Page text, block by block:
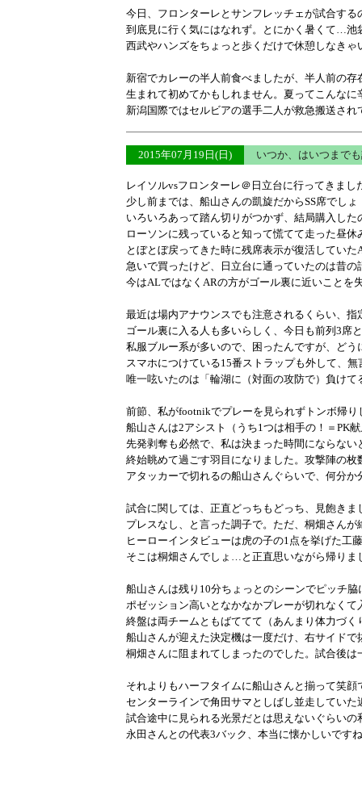
今日、フロンターレとサンフレッチェが試合す
到底見に行く気にはなれず。とにかく暑くて…池
西武やハンズをちょっと歩くだけで休憩しなき
新宿でカレーの半人前食べましたが、半人前の
生まれて初めてかもしれません。夏ってこんな
新潟国際ではセルビアの選手二人が救急搬送さ
2015年07月19日(日) いつか、はいつまで
レイソルvsフロンターレ＠日立台に行ってきまし
少し前までは、船山さんの凱旋だからSS席でし
いろいろあって踏ん切りがつかず、結局購入し
ローソンに残っていると知って慌てて走った昼
とぼとぼ戻ってきた時に残席表示が復活していた
急いで買ったけど、日立台に通っていたのは昔の
今はALではなくARの方がゴール裏に近いことを
最近は場内アナウンスでも注意されるくらい、指
ゴール裏に入る人も多いらしく、今日も前列3席
私服ブルー系が多いので、困ったんですが、ど
スマホにつけている15番ストラップも外して、
唯一呟いたのは「輪湖に（対面の攻防で）負け
前節、私がfootnikでプレーを見られずトンボ帰り
船山さんは2アシスト（うち1つは相手の！＝PK
先発剥奪も必然で、私は決まった時間にならない
終始眺めて過ごす羽目になりました。攻撃陣の
アタッカーで切れるの船山さんぐらいで、何分
試合に関しては、正直どっちもどっち、見飽きま
プレスなし、と言った調子で。ただ、桐畑さんが
ヒーローインタビューは虎の子の1点を挙げた工
そこは桐畑さんでしょ…と正直思いながら帰りま
船山さんは残り10分ちょっとのシーンでピッチ
ポゼッション高いとなかなかプレーが切れなくて
終盤は両チームともばててて（あんまり体力づく
船山さんが迎えた決定機は一度だけ、右サイド
桐畑さんに阻まれてしまったのでした。試合後は
それよりもハーフタイムに船山さんと揃って笑顔
センターラインで角田サマとしばし並走していた
試合途中に見られる光景だとは思えないぐらいの
永田さんとの代表3バック、本当に懐かしいです